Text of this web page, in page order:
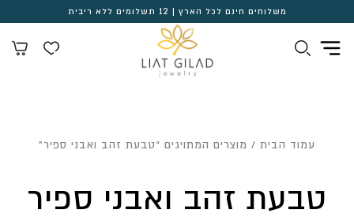
משלוחים חינם לכל הארץ | 12 תשלומים ללא ריבית
עמוד הבית / מוצרים המתויגים “טבעת זהב ואבני ספיר”
טבעת זהב ואבני ספיר